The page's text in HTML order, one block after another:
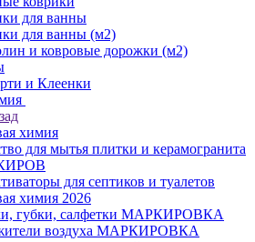
для ванны
для ванны (м2)
и ковровые дорожки (м2)
и Клеенки
химия
для мытья плитки и керамогранита
для септиков и туалетов
химия 2026
губки, салфетки МАРКИРОВКА
воздуха МАРКИРОВКА